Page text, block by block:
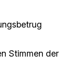
Stimmen der